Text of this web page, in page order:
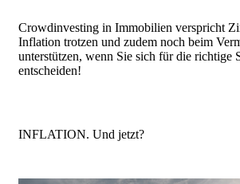
Crowdinvesting in Immobilien verspricht
Inflation trotzen und zudem noch beim
unterstützen, wenn Sie sich für die richtige
entscheiden!
INFLATION. Und jetzt?